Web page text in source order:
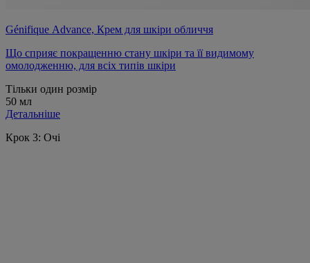
Génifique Advance, Крем для шкіри обличчя
Що сприяє покращенню стану шкіри та її видимому
омолодженню, для всіх типів шкіри
Тільки один розмір
50 мл
Детальніше
Крок 3: Очі